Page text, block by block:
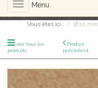
Toggle
navigation
Menu
Vous êtes ici : Ø 10 mm
voir tous les
produits
Produit
précédent